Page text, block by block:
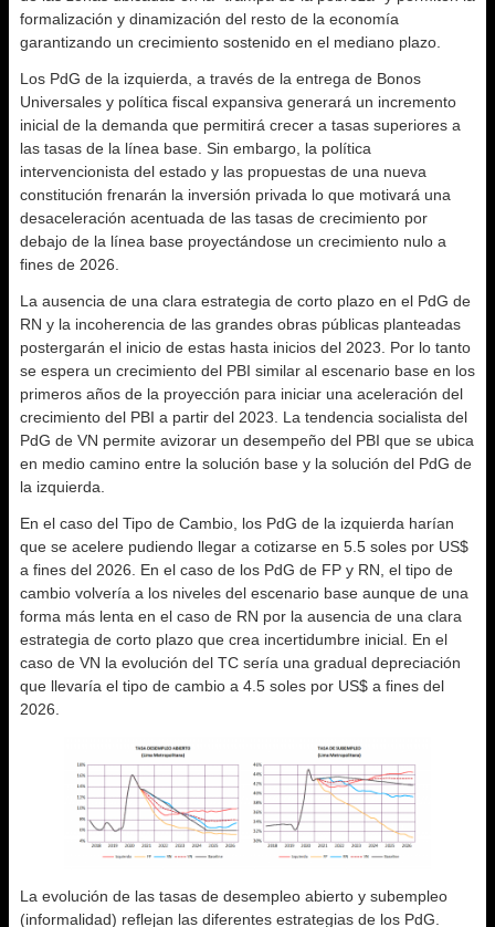
formalización y dinamización del resto de la economía
garantizando un crecimiento sostenido en el mediano plazo.
Los PdG de la izquierda, a través de la entrega de Bonos
Universales y política fiscal expansiva generará un incremento
inicial de la demanda que permitirá crecer a tasas superiores a
las tasas de la línea base. Sin embargo, la política
intervencionista del estado y las propuestas de una nueva
constitución frenarán la inversión privada lo que motivará una
desaceleración acentuada de las tasas de crecimiento por
debajo de la línea base proyectándose un crecimiento nulo a
fines de 2026.
La ausencia de una clara estrategia de corto plazo en el PdG de
RN y la incoherencia de las grandes obras públicas planteadas
postergarán el inicio de estas hasta inicios del 2023. Por lo tanto
se espera un crecimiento del PBI similar al escenario base en los
primeros años de la proyección para iniciar una aceleración del
crecimiento del PBI a partir del 2023. La tendencia socialista del
PdG de VN permite avizorar un desempeño del PBI que se ubica
en medio camino entre la solución base y la solución del PdG de
la izquierda.
En el caso del Tipo de Cambio, los PdG de la izquierda harían
que se acelere pudiendo llegar a cotizarse en 5.5 soles por US$
a fines del 2026. En el caso de los PdG de FP y RN, el tipo de
cambio volvería a los niveles del escenario base aunque de una
forma más lenta en el caso de RN por la ausencia de una clara
estrategia de corto plazo que crea incertidumbre inicial. En el
caso de VN la evolución del TC sería una gradual depreciación
que llevaría el tipo de cambio a 4.5 soles por US$ a fines del
2026.
La evolución de las tasas de desempleo abierto y subempleo
(informalidad) reflejan las diferentes estrategias de los PdG.